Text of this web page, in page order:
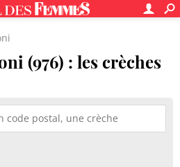
(976) : les crèches